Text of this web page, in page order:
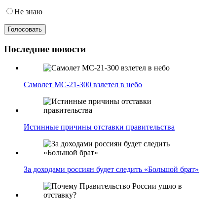
Не знаю
Последние новости
Самолет МС-21-300 взлетел в небо
Истинные причины отставки правительства
За доходами россиян будет следить «Большой брат»